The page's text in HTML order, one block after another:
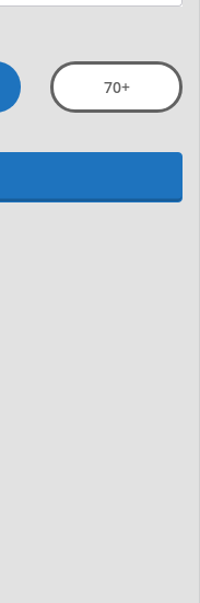
70+